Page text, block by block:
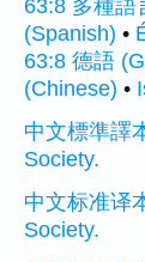
63:8 多種語
(Spanish) •
63:8 德語
(Chinese) •
中文標準譯
Society.
中文标准译
Society.